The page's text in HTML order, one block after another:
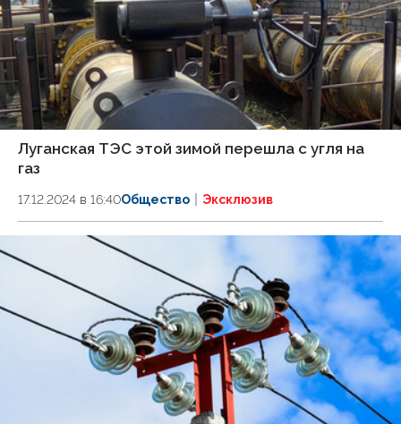
Луганская ТЭС этой зимой перешла с угля на
газ
17.12.2024 в 16:40Общество Эксклюзив